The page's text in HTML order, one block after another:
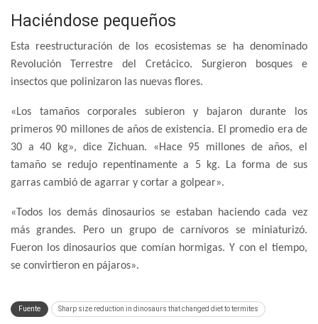
Haciéndose pequeños
Esta reestructuración de los ecosistemas se ha denominado
Revolución Terrestre del Cretácico. Surgieron bosques e
insectos que polinizaron las nuevas flores.
«Los tamaños corporales subieron y bajaron durante los
primeros 90 millones de años de existencia. El promedio era de
30 a 40 kg», dice Zichuan. «Hace 95 millones de años, el
tamaño se redujo repentinamente a 5 kg. La forma de sus
garras cambió de agarrar y cortar a golpear».
«Todos los demás dinosaurios se estaban haciendo cada vez
más grandes. Pero un grupo de carnívoros se miniaturizó.
Fueron los dinosaurios que comían hormigas. Y con el tiempo,
se convirtieron en pájaros».
Fuente Sharp size reduction in dinosaurs that changed diet to termites